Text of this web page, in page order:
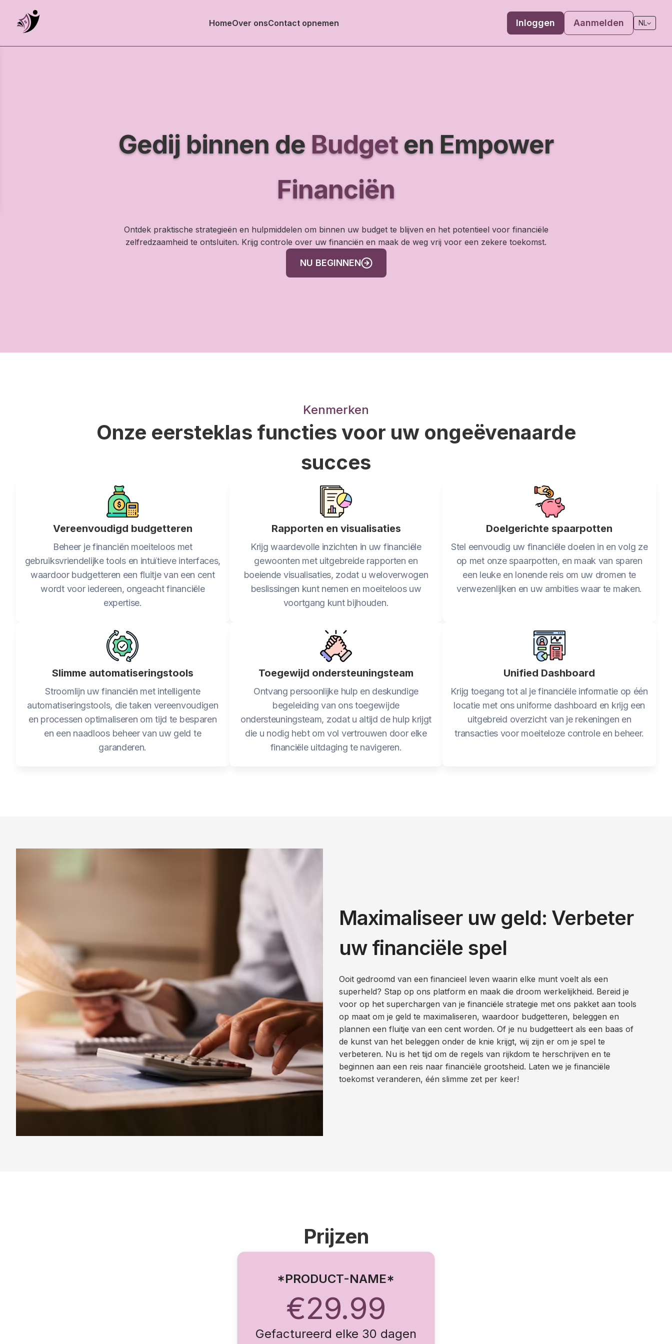
HomeOver onsContact opnemen Inloggen Aanmelden NL
Gedij binnen de Budgeten Empower
Financiën
Ontdek praktische strategieën en hulpmiddelen om binnen uw budget te blijven en het potentieel voor financiële
zelfredzaamheid te ontsluiten. Krijg controle over uw financiën en maak de weg vrij voor een zekere toekomst.
NU BEGINNEN
Kenmerken
Onze eersteklas functies voor uw ongeëvenaarde
succes
Vereenvoudigd budgetteren
Beheer je financiën moeiteloos met
gebruiksvriendelijke tools en intuïtieve interfaces,
waardoor budgetteren een fluitje van een cent
wordt voor iedereen, ongeacht financiële
expertise.
Rapporten en visualisaties
Krijg waardevolle inzichten in uw financiële
gewoonten met uitgebreide rapporten en
boeiende visualisaties, zodat u weloverwogen
beslissingen kunt nemen en moeiteloos uw
voortgang kunt bijhouden.
Doelgerichte spaarpotten
Stel eenvoudig uw financiële doelen in en volg ze
op met onze spaarpotten, en maak van sparen
een leuke en lonende reis om uw dromen te
verwezenlijken en uw ambities waar te maken.
Slimme automatiseringstools
Stroomlijn uw financiën met intelligente
automatiseringstools, die taken vereenvoudigen
en processen optimaliseren om tijd te besparen
en een naadloos beheer van uw geld te
garanderen.
Toegewijd ondersteuningsteam
Ontvang persoonlijke hulp en deskundige
begeleiding van ons toegewijde
ondersteuningsteam, zodat u altijd de hulp krijgt
die u nodig hebt om vol vertrouwen door elke
financiële uitdaging te navigeren.
Unified Dashboard
Krijg toegang tot al je financiële informatie op één
locatie met ons uniforme dashboard en krijg een
uitgebreid overzicht van je rekeningen en
transacties voor moeiteloze controle en beheer.
Maximaliseer uw geld: Verbeter
uw financiële spel
Ooit gedroomd van een financieel leven waarin elke munt voelt als een
superheld? Stap op ons platform en maak die droom werkelijkheid. Bereid je
voor op het superchargen van je financiële strategie met ons pakket aan tools
op maat om je geld te maximaliseren, waardoor budgetteren, beleggen en
plannen een fluitje van een cent worden. Of je nu budgetteert als een baas of
de kunst van het beleggen onder de knie krijgt, wij zijn er om je spel te
verbeteren. Nu is het tijd om de regels van rijkdom te herschrijven en te
beginnen aan een reis naar financiële grootsheid. Laten we je financiële
toekomst veranderen, één slimme zet per keer!
Prijzen
*PRODUCT-NAME*
€29.99
Gefactureerd elke 30 dagen